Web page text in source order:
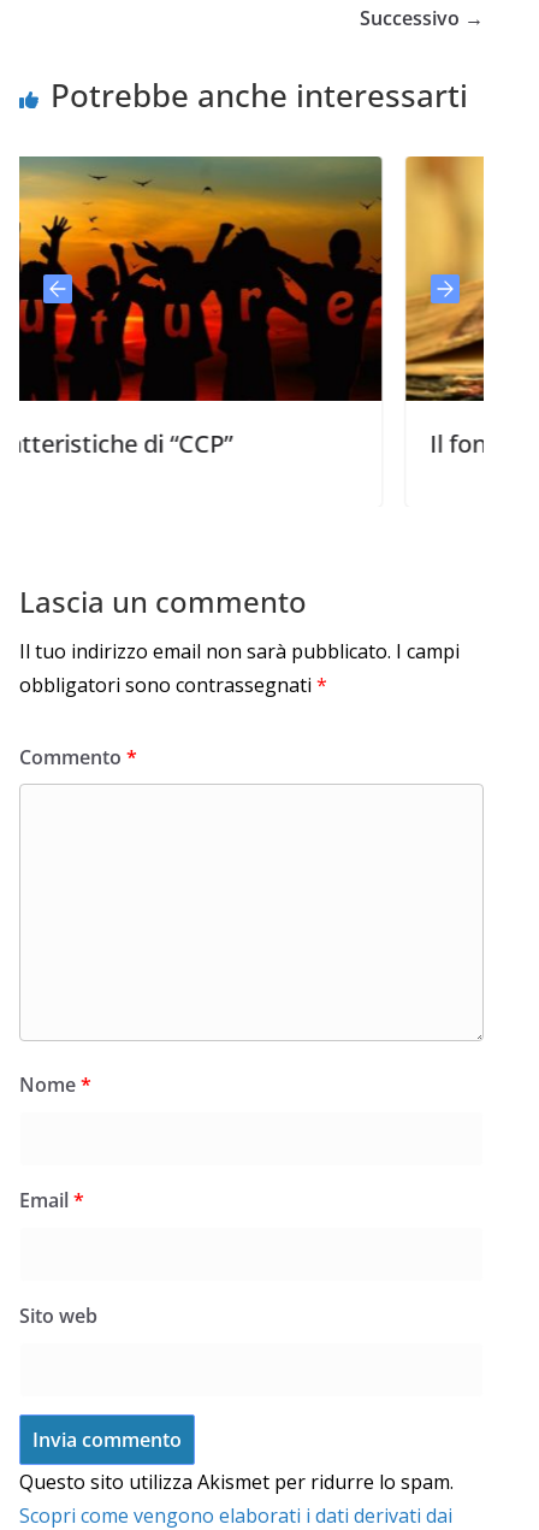
Successivo →
Potrebbe anche interessarti
di “CCP” Il fondamento
Lascia un commento
Il tuo indirizzo email non sarà pubblicato. I campi
obbligatori sono contrassegnati *
Commento *
Nome*
Email*
Sito web
Questo sito utilizza Akismet per ridurre lo spam.
Scopri come vengono elaborati i dati derivati dai